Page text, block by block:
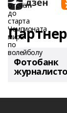
Фотобанк